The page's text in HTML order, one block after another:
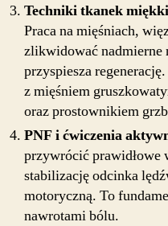
Techniki tkanek
Praca na mięśniach,
zlikwidować nadmierne
przyspiesza
z mięśniem
oraz prostownikiem
PNF i ćwiczenia
przywrócić prawidłowe
stabilizację odcinka
motoryczną. To
nawrotami bólu.